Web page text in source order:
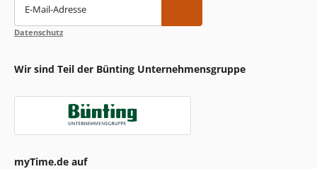
E-Mail-Adresse
Datenschutz
Wir sind Teil der Bünting Unternehmensgruppe
myTime.de auf